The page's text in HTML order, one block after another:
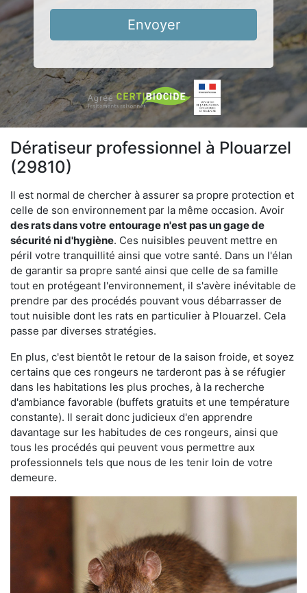
Envoyer
Dératiseur professionnel à Plouarzel
(29810)
Il est normal de chercher à assurer sa propre protection et
celle de son environnement par la même occasion. Avoir
des rats dans votre entourage n'est pas un gage de
sécurité ni d'hygiène. Ces nuisibles peuvent mettre en
péril votre tranquillité ainsi que votre santé. Dans un l'élan
de garantir sa propre santé ainsi que celle de sa famille
tout en protégeant l'environnement, il s'avère inévitable de
prendre par des procédés pouvant vous débarrasser de
tout nuisible dont les rats en particulier à Plouarzel. Cela
passe par diverses stratégies.
En plus, c'est bientôt le retour de la saison froide, et soyez
certains que ces rongeurs ne tarderont pas à se réfugier
dans les habitations les plus proches, à la recherche
d'ambiance favorable (buffets gratuits et une température
constante). Il serait donc judicieux d'en apprendre
davantage sur les habitudes de ces rongeurs, ainsi que
tous les procédés qui peuvent vous permettre aux
professionnels tels que nous de les tenir loin de votre
demeure.